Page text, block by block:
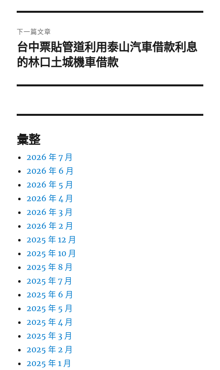
覽
文
章:
下一篇文章
下
一
文
台中票貼管道利用泰山汽車借款利息
的林口土城機車借款
彙整
2026 年 7 月
2026 年 6 月
2026 年 5 月
2026 年 4 月
2026 年 3 月
2026 年 2 月
2025 年 12 月
2025 年 10 月
2025 年 8 月
2025 年 7 月
2025 年 6 月
2025 年 5 月
2025 年 4 月
2025 年 3 月
2025 年 2 月
2025 年 1 月